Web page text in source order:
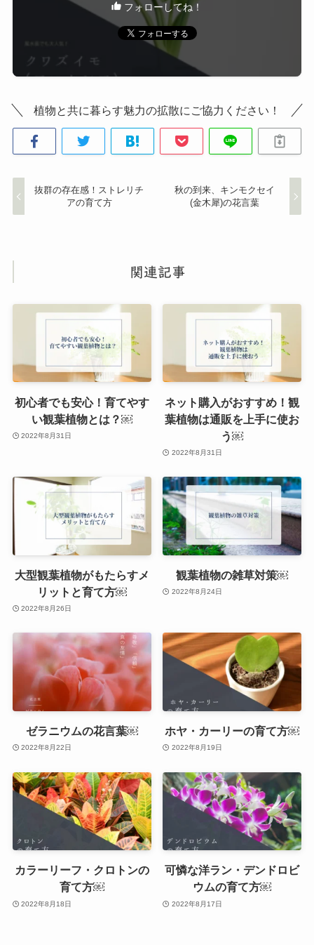
フォローしてね！
植物と共に暮らす魅力の拡散にご協力ください！
抜群の存在感！ストレリチ
アの育て方
秋の到来、キンモクセイ
(金木犀)の花言葉
関連記事
初心者でも安心！育てやす
い観葉植物とは？￼
2022年8月31日
ネット購入がおすすめ！観
葉植物は通販を上手に使お
う￼
2022年8月31日
大型観葉植物がもたらすメ
リットと育て方￼
2022年8月26日
観葉植物の雑草対策￼
2022年8月24日
ゼラニウムの花言葉￼
2022年8月22日
ホヤ・カーリーの育て方￼
2022年8月19日
カラーリーフ・クロトンの
育て方￼
2022年8月18日
可憐な洋ラン・デンドロビ
ウムの育て方￼
2022年8月17日